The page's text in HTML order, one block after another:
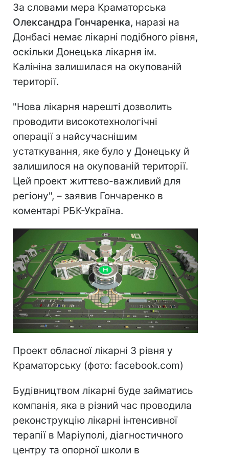
За словами мера Краматорська
Олександра Гончаренка, наразі на
Донбасі немає лікарні подібного рівня,
оскільки Донецька лікарня ім.
Калініна залишилася на окупованій
території.
"Нова лікарня нарешті дозволить
проводити високотехнологічні
операції з найсучаснішим
устаткування, яке було у Донецьку й
залишилося на окупованій території.
Цей проект життєво-важливий для
регіону", – заявив Гончаренко в
коментарі РБК-Україна.
Проект обласної лікарні 3 рівня у
Краматорську (фото: facebook.com)
Будівництвом лікарні буде займатись
компанія, яка в різний час проводила
реконструкцію лікарні інтенсивної
терапії в Маріуполі, діагностичного
центру та опорної школи в